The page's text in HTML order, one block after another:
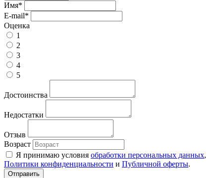
Имя*
E-mail*
Оценка
1
2
3
4
5
Достоинства
Недостатки
Отзыв
Возраст
Я принимаю условия обработки персональных данных,
Политики конфиденциальности и Публичной оферты.